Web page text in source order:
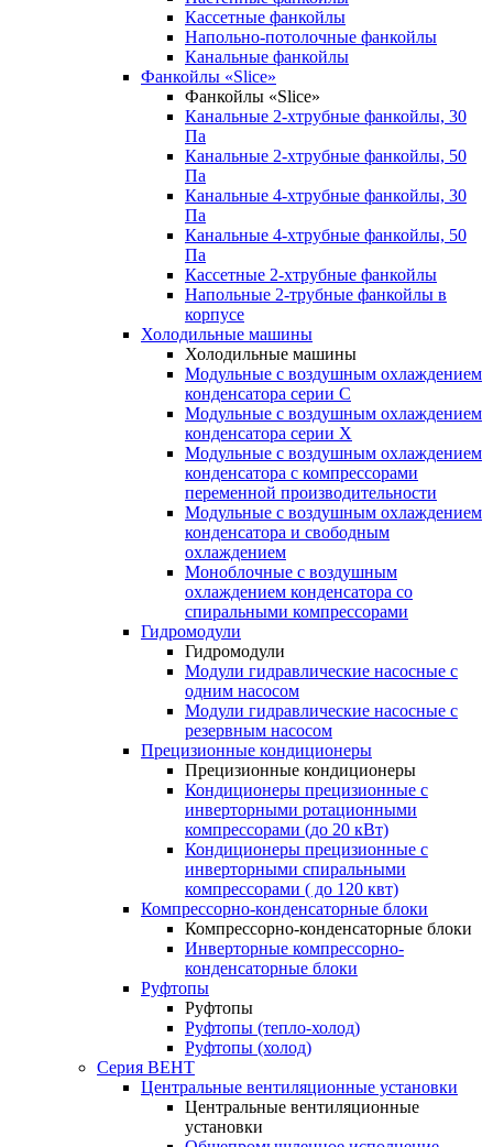
Кассетные фанкойлы
Напольно-потолочные фанкойлы
Канальные фанкойлы
Фанкойлы «Slice»
Фанкойлы «Slice»
Канальные 2-хтрубные фанкойлы, 30
Па
Канальные 2-хтрубные фанкойлы, 50
Па
Канальные 4-хтрубные фанкойлы, 30
Па
Канальные 4-хтрубные фанкойлы, 50
Па
Кассетные 2-хтрубные фанкойлы
Напольные 2-трубные фанкойлы в
корпусе
Холодильные машины
Холодильные машины
Модульные с воздушным охлаждением
конденсатора серии С
Модульные с воздушным охлаждением
конденсатора серии Х
Модульные с воздушным охлаждением
конденсатора с компрессорами
переменной производительности
Mодульные с воздушным охлаждением
конденсатора и свободным
охлаждением
Моноблочные с воздушным
охлаждением конденсатора со
спиральными компрессорами
Гидромодули
Гидромодули
Модули гидравлические насосные с
одним насосом
Модули гидравлические насосные с
резервным насосом
Прецизионные кондиционеры
Прецизионные кондиционеры
Кондиционеры прецизионные c
инверторными ротационными
компрессорами (до 20 кВт)
Кондиционеры прецизионные c
инверторными спиральными
компрессорами ( до 120 квт)
Компрессорно-конденсаторные блоки
Компрессорно-конденсаторные блоки
Инверторные компрессорно-
конденсаторные блоки
Руфтопы
Руфтопы
Руфтопы (тепло-холод)
Руфтопы (холод)
Серия ВЕНТ
Центральные вентиляционные установки
Центральные вентиляционные
установки